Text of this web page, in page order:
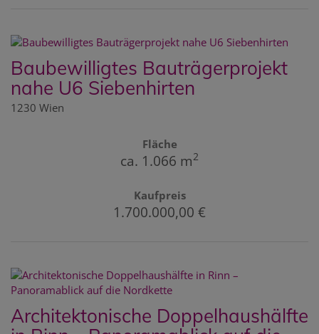
Baubewilligtes Bauträgerprojekt
nahe U6 Siebenhirten
1230 Wien
Fläche
ca. 1.066 m2
Kaufpreis
1.700.000,00 €
Architektonische Doppelhaushälfte